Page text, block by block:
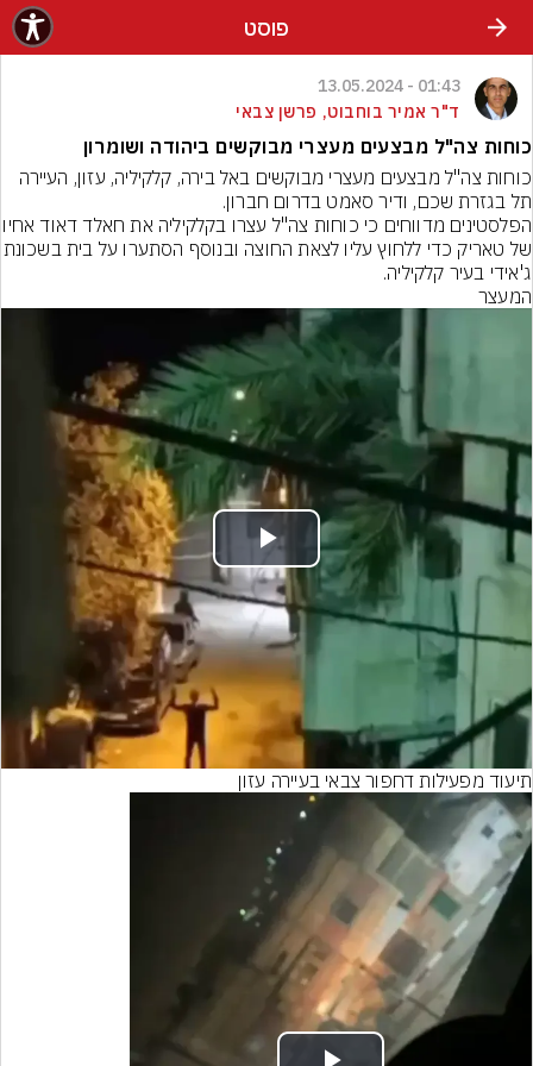
פוסט
01:43 - 13.05.2024
ד"ר אמיר בוחבוט, פרשן צבאי
כוחות צה"ל מבצעים מעצרי מבוקשים ביהודה ושומרון
תל בגזרת שכם, ודיר סאמט בדרום חברון.
ג'אידי בעיר קלקיליה.
המעצר
Play
Video
תיעוד מפעילות דחפור צבאי בעיירה עזון